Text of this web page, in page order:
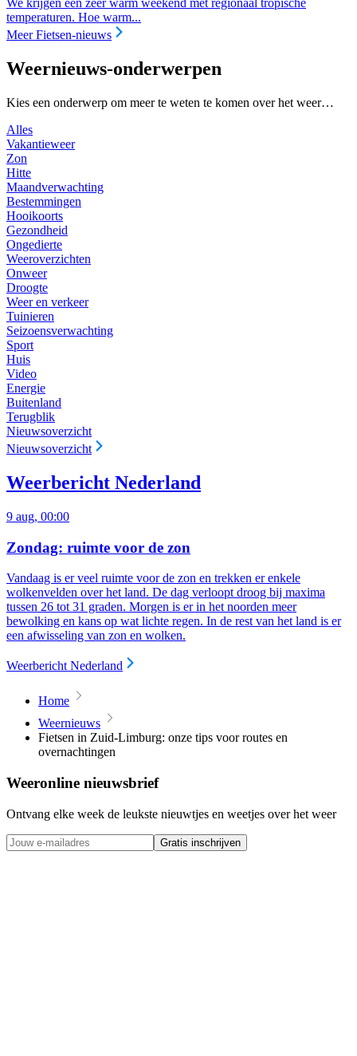
We krijgen een zeer warm weekend met regionaal tropische
temperaturen. Hoe warm...
Meer Fietsen-nieuws
Weernieuws-onderwerpen
Kies een onderwerp om meer te weten te komen over het weer…
Alles
Vakantieweer
Zon
Hitte
Maandverwachting
Bestemmingen
Hooikoorts
Gezondheid
Ongedierte
Weeroverzichten
Onweer
Droogte
Weer en verkeer
Tuinieren
Seizoensverwachting
Sport
Huis
Video
Energie
Buitenland
Terugblik
Nieuwsoverzicht
Nieuwsoverzicht
Weerbericht Nederland
9 aug, 00:00
Zondag: ruimte voor de zon
Vandaag is er veel ruimte voor de zon en trekken er enkele
wolkenvelden over het land. De dag verloopt droog bij maxima
tussen 26 tot 31 graden. Morgen is er in het noorden meer
bewolking en kans op wat lichte regen. In de rest van het land is er
een afwisseling van zon en wolken.
Weerbericht Nederland
Home
Weernieuws
Fietsen in Zuid-Limburg: onze tips voor routes en
overnachtingen
Weeronline nieuwsbrief
Ontvang elke week de leukste nieuwtjes en weetjes over het weer
Gratis inschrijven